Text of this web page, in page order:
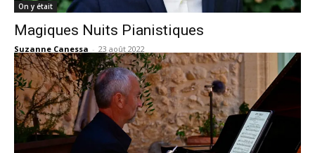
On y était
Magiques Nuits Pianistiques
Suzanne Canessa - 23 août 2022